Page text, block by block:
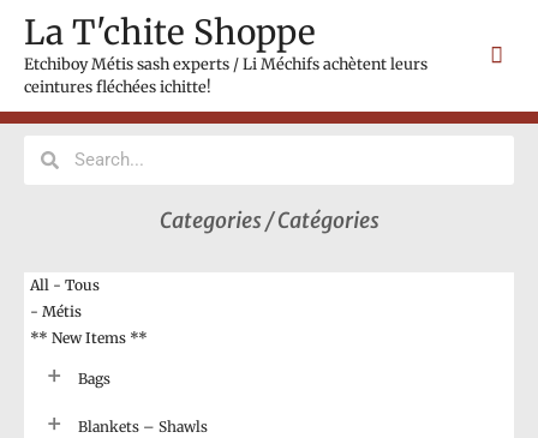
content
La T'chite Shoppe
Etchiboy Métis sash experts / Li Méchifs achètent leurs
ceintures fléchées ichitte!
SearchSearch
Categories / Catégories
All - Tous
- Métis
** New Items **
Bags
Blankets – Shawls